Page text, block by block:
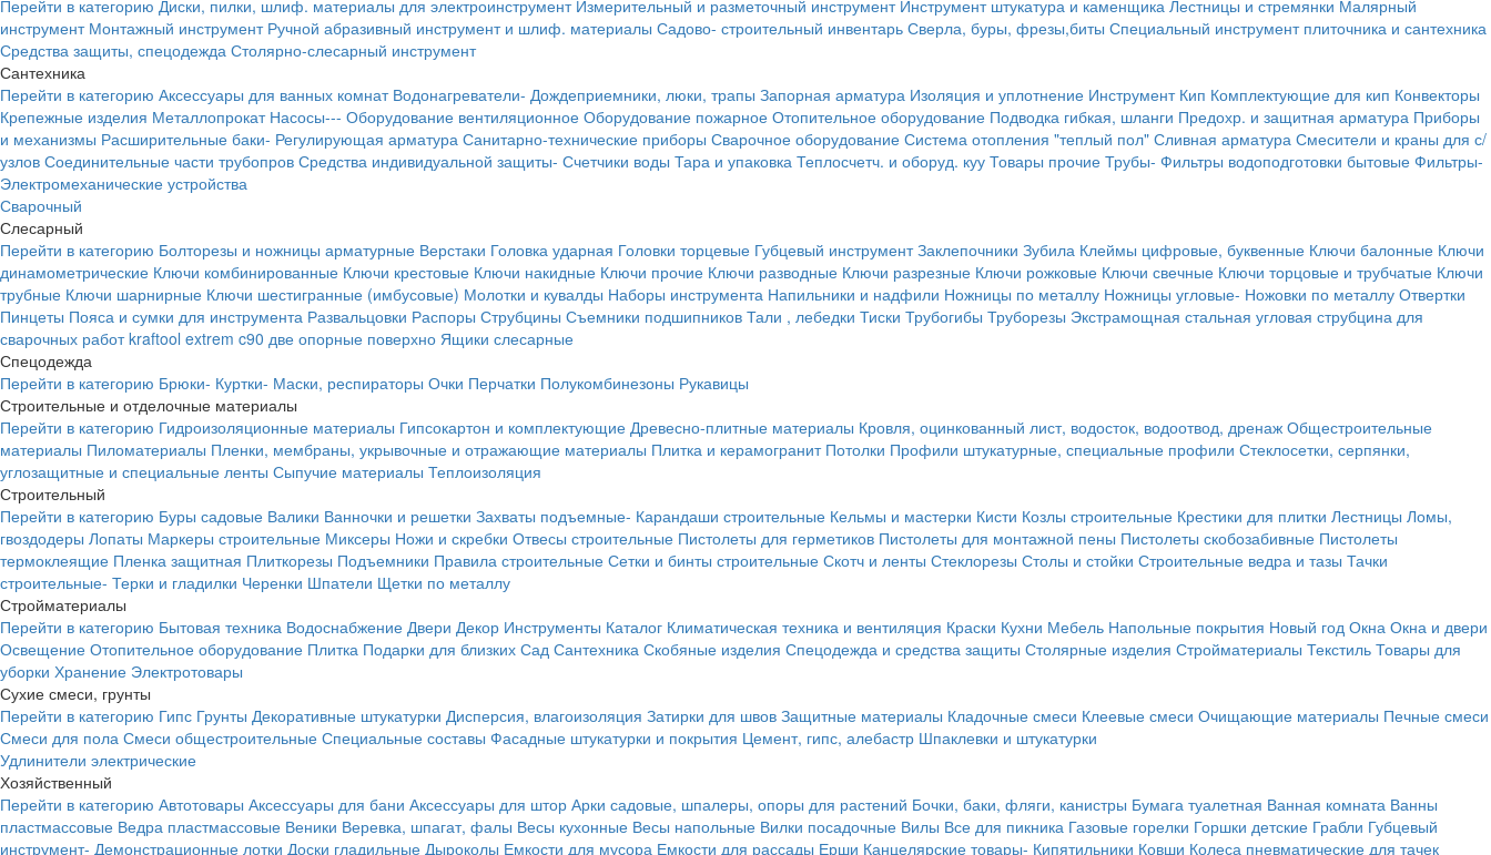
Перейти в категорию Диски, пилки, шлиф. материалы для электроинструмент Измерительный и разметочный инструмент Инструмент штукатура и каменщика Лестницы и стремянки Малярный
инструмент Монтажный инструмент Ручной абразивный инструмент и шлиф. материалы Садово- строительный инвентарь Сверла, буры, фрезы,биты Специальный инструмент плиточника и сантехника
Средства защиты, спецодежда Столярно-слесарный инструмент
Сантехника
Перейти в категорию Аксессуары для ванных комнат Водонагреватели- Дождеприемники, люки, трапы Запорная арматура Изоляция и уплотнение Инструмент Кип Комплектующие для кип Конвекторы
Крепежные изделия Металлопрокат Насосы--- Оборудование вентиляционное Оборудование пожарное Отопительное оборудование Подводка гибкая, шланги Предохр. и защитная арматура Приборы
и механизмы Расширительные баки- Регулирующая арматура Санитарно-технические приборы Сварочное оборудование Система отопления "теплый пол" Сливная арматура Смесители и краны для с/
узлов Соединительные части трубопров Средства индивидуальной защиты- Счетчики воды Тара и упаковка Теплосчетч. и оборуд. куу Товары прочие Трубы- Фильтры водоподготовки бытовые Фильтры-
Электромеханические устройства
Сварочный
Слесарный
Перейти в категорию Болторезы и ножницы арматурные Верстаки Головка ударная Головки торцевые Губцевый инструмент Заклепочники Зубила Клеймы цифровые, буквенные Ключи балонные Ключи
динамометрические Ключи комбинированные Ключи крестовые Ключи накидные Ключи прочие Ключи разводные Ключи разрезные Ключи рожковые Ключи свечные Ключи торцовые и трубчатые Ключи
трубные Ключи шарнирные Ключи шестигранные (имбусовые) Молотки и кувалды Наборы инструмента Напильники и надфили Ножницы по металлу Ножницы угловые- Ножовки по металлу Отвертки
Пинцеты Пояса и сумки для инструмента Развальцовки Распоры Струбцины Съемники подшипников Тали , лебедки Тиски Трубогибы Труборезы Экстрамощная стальная угловая струбцина для
сварочных работ kraftool extrem c90 две опорные поверхно Ящики слесарные
Спецодежда
Перейти в категорию Брюки- Куртки- Маски, респираторы Очки Перчатки Полукомбинезоны Рукавицы
Строительные и отделочные материалы
Перейти в категорию Гидроизоляционные материалы Гипсокартон и комплектующие Древесно-плитные материалы Кровля, оцинкованный лист, водосток, водоотвод, дренаж Общестроительные
материалы Пиломатериалы Пленки, мембраны, укрывочные и отражающие материалы Плитка и керамогранит Потолки Профили штукатурные, специальные профили Стеклосетки, серпянки,
углозащитные и специальные ленты Сыпучие материалы Теплоизоляция
Строительный
Перейти в категорию Буры садовые Валики Ванночки и решетки Захваты подъемные- Карандаши строительные Кельмы и мастерки Кисти Козлы строительные Крестики для плитки Лестницы Ломы,
гвоздодеры Лопаты Маркеры строительные Миксеры Ножи и скребки Отвесы строительные Пистолеты для герметиков Пистолеты для монтажной пены Пистолеты скобозабивные Пистолеты
термоклеящие Пленка защитная Плиткорезы Подъемники Правила строительные Сетки и бинты строительные Скотч и ленты Стеклорезы Столы и стойки Строительные ведра и тазы Тачки
строительные- Терки и гладилки Черенки Шпатели Щетки по металлу
Стройматериалы
Перейти в категорию Бытовая техника Водоснабжение Двери Декор Инструменты Каталог Климатическая техника и вентиляция Краски Кухни Мебель Напольные покрытия Новый год Окна Окна и двери
Освещение Отопительное оборудование Плитка Подарки для близких Сад Сантехника Скобяные изделия Спецодежда и средства защиты Столярные изделия Стройматериалы Текстиль Товары для
уборки Хранение Электротовары
Сухие смеси, грунты
Перейти в категорию Гипс Грунты Декоративные штукатурки Дисперсия, влагоизоляция Затирки для швов Защитные материалы Кладочные смеси Клеевые смеси Очищающие материалы Печные смеси
Смеси для пола Смеси общестроительные Специальные составы Фасадные штукатурки и покрытия Цемент, гипс, алебастр Шпаклевки и штукатурки
Удлинители электрические
Хозяйственный
Перейти в категорию Автотовары Аксессуары для бани Аксессуары для штор Арки садовые, шпалеры, опоры для растений Бочки, баки, фляги, канистры Бумага туалетная Ванная комната Ванны
пластмассовые Ведра пластмассовые Веники Веревка, шпагат, фалы Весы кухонные Весы напольные Вилки посадочные Вилы Все для пикника Газовые горелки Горшки детские Грабли Губцевый
инструмент- Демонстрационные лотки Доски гладильные Дыроколы Емкости для мусора Емкости для рассады Ерши Канцелярские товары- Кипятильники Ковши Колеса пневматические для тачек